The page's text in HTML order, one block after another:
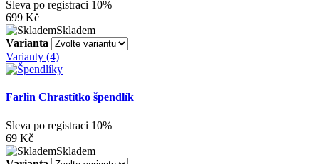
Sleva po registraci 10%
699 Kč
Skladem
Varianta
Varianty (4)
Farlin Chrastítko špendlík
Sleva po registraci 10%
69 Kč
Skladem